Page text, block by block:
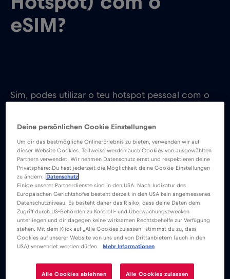
eSIM?
Sim, podes utilizar o teu hotspot pessoal com o
suportado pelo teu dispositivo e pela rede.
No iOS:
Para ativar o ponto de acesso do teu dispositivo,
segue estes passos:
Vai a Definições
Hotspot pessoal
Vai à página de instalação do teu eSIM para
Deine persönlichen Cookie Einstellungen
Um dir das bestmögliche Online-Erlebnis zu bieten, verwenden wir auf
dieser Website Cookies. Teilweise werden auch Cookies von ausgewählten
Partnern verwendet. Wir nehmen Datenschutz ernst und respektieren deine
Privatsphäre: Du hast jederzeit die Möglichkeit deine Cookie-Einstellungen
zu ändern.
Datenschutz
Einige unserer Partnerdienste sind in den USA. Nach Judikatur des
Europäischen Gerichtshofes besteht derzeit in den USA kein angemessenes
Datenschutzniveau. Es besteht daher das Risiko, dass deine Daten dem
Zugriff durch US-Behörden zu Kontroll- und Überwachungszwecken
unterliegen und dir dagegen keine wirksamen Rechtsbehelfe zur Verfügung
stehen. Mit dem Klick auf „Alle Cookies zulassen“ stimmst du zu, dass
Cookies auf unserer Website von uns und von Drittanbietern (auch in den
USA) verwendet werden dürfen.
Mehr Informationen
Alle Cookies ablehnen Alle Cookies zulassen